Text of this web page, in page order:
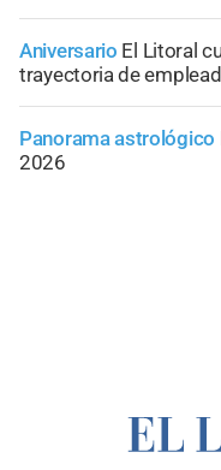
Aniversario El Litoral
trayectoria de
Panorama astrológico
2026